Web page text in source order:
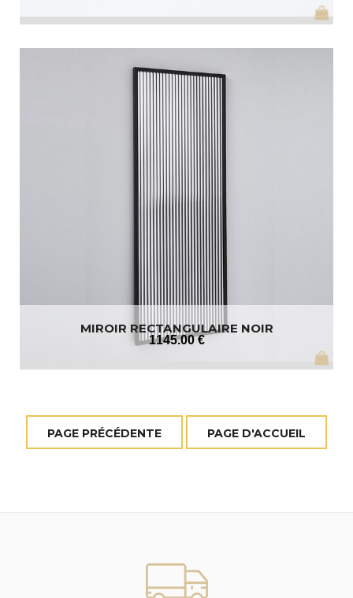
MIROIR RECTANGULAIRE NOIR
1145.00 €